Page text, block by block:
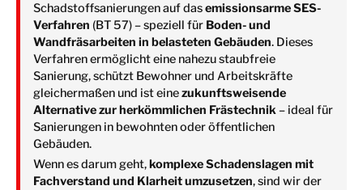
Schadstoffsanierungen auf dasemissionsarme SES-
Verfahren (BT 57) – speziell für Boden- und
Wandfräsarbeiten in belasteten Gebäuden. Dieses
Verfahren ermöglicht eine nahezu staubfreie
Sanierung, schützt Bewohner und Arbeitskräfte
gleichermaßen und ist einezukunftsweisende
Alternative zur herkömmlichen Frästechnik– ideal für
Sanierungen in bewohnten oder öffentlichen
Gebäuden.
Wenn es darum geht,komplexe Schadenslagen mit
Fachverstand und Klarheit umzusetzen, sind wir der